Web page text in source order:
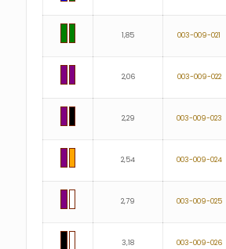
1,85 003-009-021
2,06 003-009-022
2,29 003-009-023
2,54 003-009-024
2,79 003-009-025
3,18 003-009-026